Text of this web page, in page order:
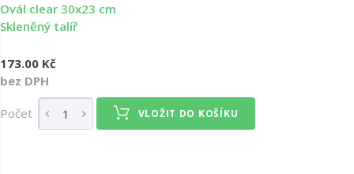
Ovál clear 30x23 cm
Skleněný talíř
173.00 Kč
bez DPH
Počet VLOŽIT DO KOŠÍKU